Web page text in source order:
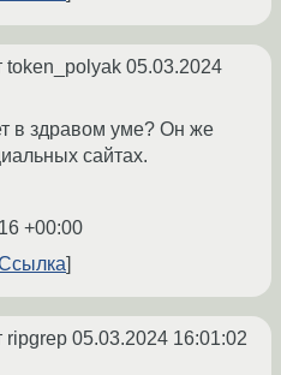
token_polyak 05.03.2024
в здравом уме? Он же
сайтах.
+00:00
ripgrep 05.03.2024 16:01:02